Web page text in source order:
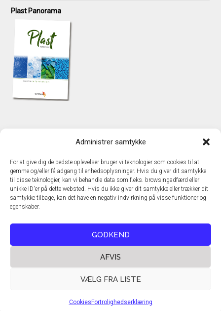
Administrer samtykke
For at give dig de bedste oplevelser bruger vi teknologier som cookies til at
gemme og/eller få adgang til enhedsoplysninger. Hvis du giver dit samtykke
til disse teknologier, kan vi behandle data som f.eks. browsingadfærd eller
unikke ID'er på dette websted. Hvis du ikke giver dit samtykke eller trækker dit
samtykke tilbage, kan det have en negativ indvirkning på visse funktioner og
egenskaber.
GODKEND
AFVIS
VÆLG FRA LISTE
Cookies Fortrolighedserklæring
Plast Panorama
TechMedia A/S
DK - 2600 Glostrup
www.techmedia.dk
Telefon: +45 43 24 26 28
E-mail:info@techmedia.dk